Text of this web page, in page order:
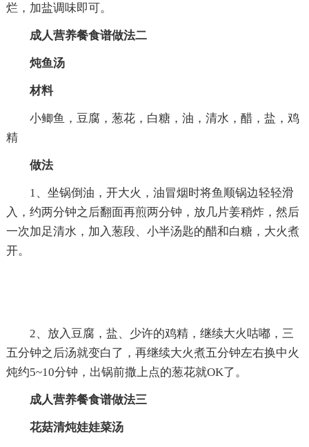
烂，加盐调味即可。
成人营养餐食谱做法二
炖鱼汤
材料
小鲫鱼，豆腐，葱花，白糖，油，清水，醋，盐，鸡
精
做法
1、坐锅倒油，开大火，油冒烟时将鱼顺锅边轻轻滑
入，约两分钟之后翻面再煎两分钟，放几片姜稍炸，然后
一次加足清水，加入葱段、小半汤匙的醋和白糖，大火煮
开。
2、放入豆腐，盐、少许的鸡精，继续大火咕嘟，三
五分钟之后汤就变白了，再继续大火煮五分钟左右换中火
炖约5~10分钟，出锅前撒上点的葱花就OK了。
成人营养餐食谱做法三
花菇清炖娃娃菜汤